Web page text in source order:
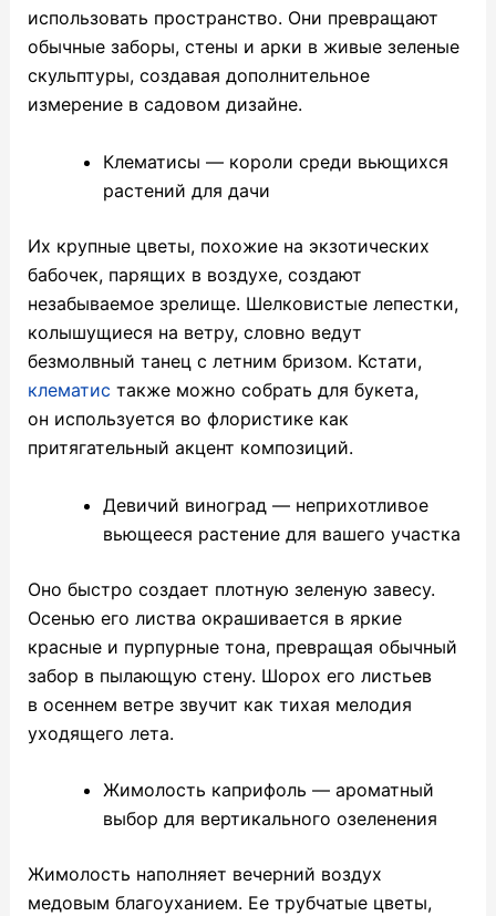
использовать пространство. Они превращают
обычные заборы, стены и арки в живые зеленые
скульптуры, создавая дополнительное
измерение в садовом дизайне.
Клематисы — короли среди вьющихся
растений для дачи
Их крупные цветы, похожие на экзотических
бабочек, парящих в воздухе, создают
незабываемое зрелище. Шелковистые лепестки,
колышущиеся на ветру, словно ведут
безмолвный танец с летним бризом. Кстати,
клематис также можно собрать для букета,
он используется во флористике как
притягательный акцент композиций.
Девичий виноград — неприхотливое
вьющееся растение для вашего участка
Оно быстро создает плотную зеленую завесу.
Осенью его листва окрашивается в яркие
красные и пурпурные тона, превращая обычный
забор в пылающую стену. Шорох его листьев
в осеннем ветре звучит как тихая мелодия
уходящего лета.
Жимолость каприфоль — ароматный
выбор для вертикального озеленения
Жимолость наполняет вечерний воздух
медовым благоуханием. Ее трубчатые цветы,